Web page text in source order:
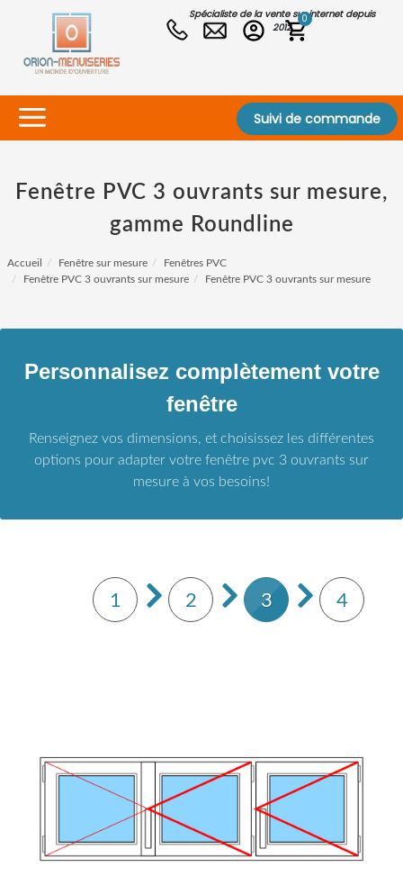
Spécialiste de la vente sur internet depuis
2012
0
Suivi de commande
Fenêtre PVC 3 ouvrants sur mesure,
gamme Roundline
Accueil Fenêtre sur mesure
Fenêtres PVC
Fenêtre PVC 3 ouvrants sur mesure
Fenêtre PVC 3 ouvrants sur mesure
Personnalisez complètement votre
fenêtre
Renseignez vos dimensions, et choisissez les différentes
options pour adapter votre fenêtre pvc 3 ouvrants sur
mesure à vos besoins!
1 2 3 4